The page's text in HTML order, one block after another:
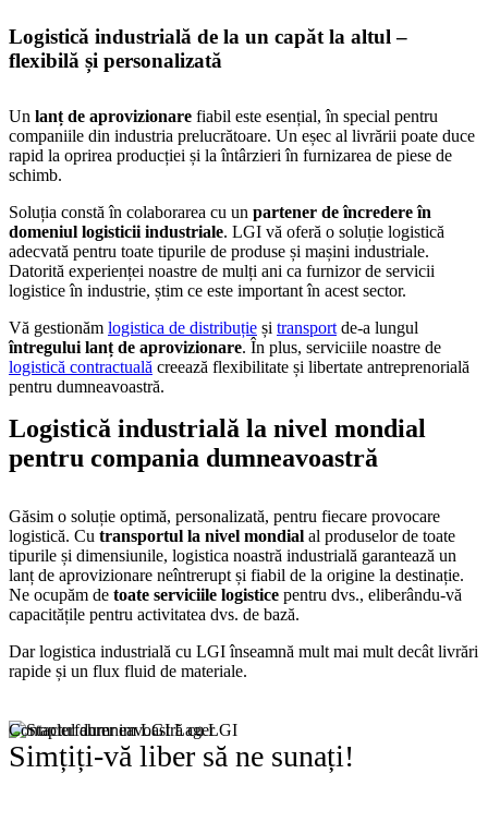
Logistică industrială de la un capăt la altul –
flexibilă și personalizată
Un lanț de aprovizionare fiabil este esențial, în special pentru
companiile din industria prelucrătoare. Un eșec al livrării poate duce
rapid la oprirea producției și la întârzieri în furnizarea de piese de
schimb.
Soluția constă în colaborarea cu un partener de încredere în
domeniul logisticii industriale. LGI vă oferă o soluție logistică
adecvată pentru toate tipurile de produse și mașini industriale.
Datorită experienței noastre de mulți ani ca furnizor de servicii
logistice în industrie, știm ce este important în acest sector.
Vă gestionăm logistica de distribuție și transport de-a lungul
întregului lanț de aprovizionare. În plus, serviciile noastre de
logistică contractuală creează flexibilitate și libertate antreprenorială
pentru dumneavoastră.
Logistică industrială la nivel mondial
pentru compania dumneavoastră
Găsim o soluție optimă, personalizată, pentru fiecare provocare
logistică. Cu transportul la nivel mondial al produselor de toate
tipurile și dimensiunile, logistica noastră industrială garantează un
lanț de aprovizionare neîntrerupt și fiabil de la origine la destinație.
Ne ocupăm de toate serviciile logistice pentru dvs., eliberându-vă
capacitățile pentru activitatea dvs. de bază.
Dar logistica industrială cu LGI înseamnă mult mai mult decât livrări
rapide și un flux fluid de materiale.
Contactul dumneavoastră cu LGI
Simțiți-vă liber să ne sunați!